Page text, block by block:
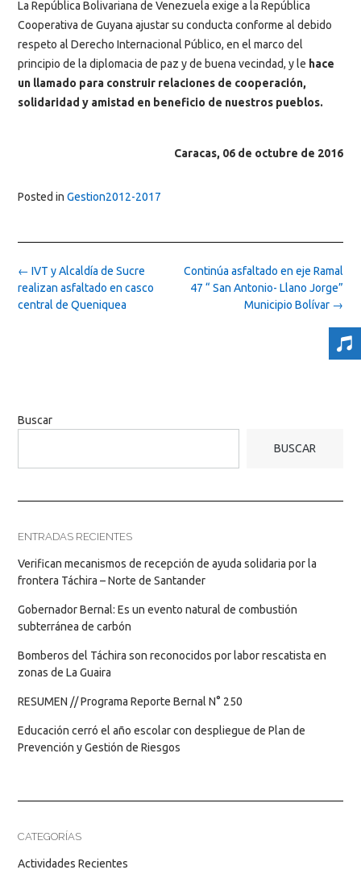
La República Bolivariana de Venezuela exige a la República
Cooperativa de Guyana ajustar su conducta conforme al debido
respeto al Derecho Internacional Público, en el marco del
principio de la diplomacia de paz y de buena vecindad, y le hace
un llamado para construir relaciones de cooperación,
solidaridad y amistad en beneficio de nuestros pueblos.
Caracas, 06 de octubre de 2016
Posted in Gestion2012-2017
Post
navigation
Continúa asfaltado en eje Ramal
47 “ San Antonio- Llano Jorge”
Municipio Bolívar →
← IVT y Alcaldía de Sucre
realizan asfaltado en casco
central de Queniquea
Buscar
BUSCAR
ENTRADAS RECIENTES
Verifican mecanismos de recepción de ayuda solidaria por la
frontera Táchira – Norte de Santander
Gobernador Bernal: Es un evento natural de combustión
subterránea de carbón
Bomberos del Táchira son reconocidos por labor rescatista en
zonas de La Guaira
RESUMEN // Programa Reporte Bernal N° 250
Educación cerró el año escolar con despliegue de Plan de
Prevención y Gestión de Riesgos
CATEGORÍAS
Actividades Recientes